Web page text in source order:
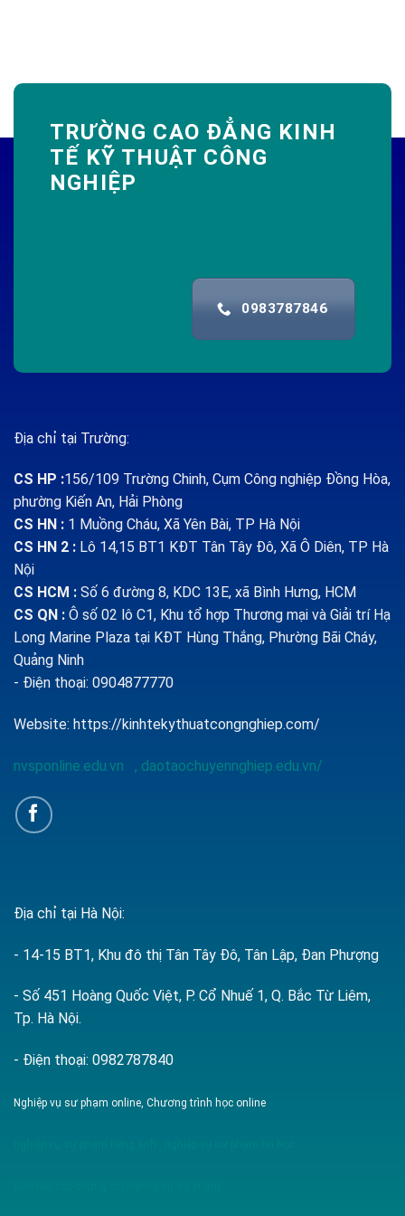
TRƯỜNG CAO ĐẲNG KINH
TẾ KỸ THUẬT CÔNG
NGHIỆP
0983787846
Địa chỉ tại Trường:
CS HP :156/109 Trường Chinh, Cụm Công nghiệp Đồng Hòa,
phường Kiến An, Hải Phòng
CS HN : 1 Muồng Cháu, Xã Yên Bài, TP Hà Nội
CS HN 2 : Lô 14,15 BT1 KĐT Tân Tây Đô, Xã Ô Diên, TP Hà
Nội
CS HCM : Số 6 đường 8, KDC 13E, xã Bình Hưng, HCM
CS QN : Ô số 02 lô C1, Khu tổ hợp Thương mại và Giải trí Hạ
Long Marine Plaza tại KĐT Hùng Thắng, Phường Bãi Cháy,
Quảng Ninh
- Điện thoại: 0904877770
Website: https://kinhtekythuatcongnghiep.com/
nvsponline.edu.vn , daotaochuyennghiep.edu.vn/
Địa chỉ tại Hà Nội:
- 14-15 BT1, Khu đô thị Tân Tây Đô, Tân Lập, Đan Phượng
- Số 451 Hoàng Quốc Việt, P. Cổ Nhuế 1, Q. Bắc Từ Liêm,
Tp. Hà Nội.
- Điện thoại: 0982787840
Nghiệp vụ sư phạm online, Chương trình học online